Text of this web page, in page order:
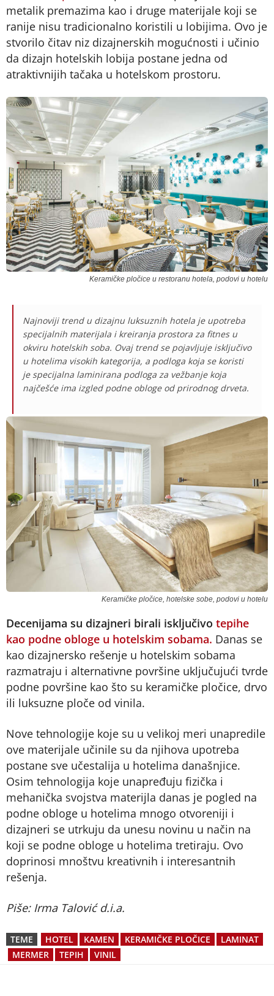
metalik premazima kao i druge materijale koji se
ranije nisu tradicionalno koristili u lobijima. Ovo je
stvorilo čitav niz dizajnerskih mogućnosti i učinio
da dizajn hotelskih lobija postane jedna od
atraktivnijih tačaka u hotelskom prostoru.
Keramičke pločice u restoranu hotela, podovi u hotelu
Najnoviji trend u dizajnu luksuznih hotela je upotreba
specijalnih materijala i kreiranja prostora za fitnes u
okviru hotelskih soba. Ovaj trend se pojavljuje isključivo
u hotelima visokih kategorija, a podloga koja se koristi
je specijalna laminirana podloga za vežbanje koja
najčešće ima izgled podne obloge od prirodnog drveta.
Keramičke pločice, hotelske sobe, podovi u hotelu
Decenijama su dizajneri birali isključivo tepihe
kao podne obloge u hotelskim sobama. Danas se
kao dizajnersko rešenje u hotelskim sobama
razmatraju i alternativne površine uključujući tvrde
podne površine kao što su keramičke pločice, drvo
ili luksuzne ploče od vinila.
Nove tehnologije koje su u velikoj meri unapredile
ove materijale učinile su da njihova upotreba
postane sve učestalija u hotelima današnjice.
Osim tehnologija koje unapređuju fizička i
mehanička svojstva materijla danas je pogled na
podne obloge u hotelima mnogo otvoreniji i
dizajneri se utrkuju da unesu novinu u način na
koji se podne obloge u hotelima tretiraju. Ovo
doprinosi mnoštvu kreativnih i interesantnih
rešenja.
Piše: Irma Talović d.i.a.
TEME HOTEL KAMEN KERAMIČKE PLOČICE
LAMINAT
MERMER
TEPIH VINIL